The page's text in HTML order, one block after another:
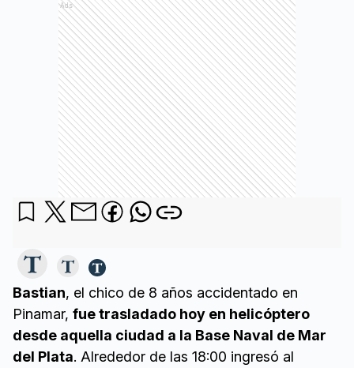
Ads
Bastian, el chico de 8 años accidentado en
Pinamar, fue trasladado hoy en helicóptero
desde aquella ciudad a la Base Naval de Mar
del Plata. Alrededor de las 18:00 ingresó al